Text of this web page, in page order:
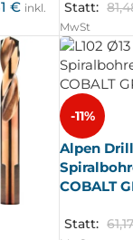
€ inkl.
Statt:
MwSt
-11%
Alpen Drill
COBALT
Statt: